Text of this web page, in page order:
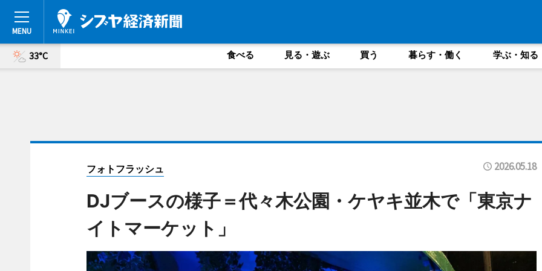
33°C 食べる 見る・遊ぶ 買う 暮らす・働く 学ぶ・知る
フォトフラッシュ 2026.05.18
DJブースの様子＝代々木公園・ケヤキ並木で「東京ナ
イトマーケット」